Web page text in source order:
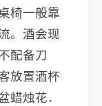
椅一般靠
。酒会现
配备刀
放置酒杯
蜡烛花．